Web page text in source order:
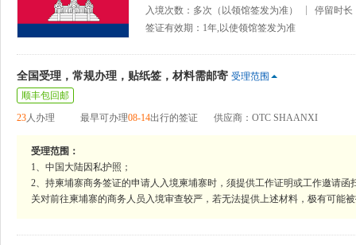
入境次数：多次（以领馆签发为准）
停留时长
签证有效期：1年,以使领馆签发为准
全国受理，常规办理，贴纸签，材料需邮寄 受理范围
顺丰包回邮
23人办理 最早可办理08-14出行的签证 供应商：OTC SHAANXI
受理范围：
1、中国大陆因私护照；
2、持柬埔寨商务签证的申请人入境柬埔寨时，须提供工作证明或工作邀请
关对前往柬埔寨的商务人员入境审查较严，若无法提供上述材料，极有可能